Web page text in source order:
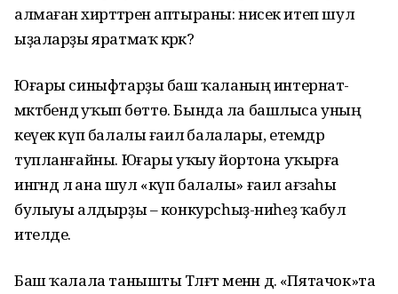
алмаған әхирәттәренә аптыраны: нисек итеп шул
ыҙаларҙы яратмаҡ кәрәк?
Юғары синыфтарҙы баш ҡаланың интернат-
мәктәбендә уҡып бөттө. Бында ла башлыса уның
кеүек күп балалы ғаилә балалары, етемдәр
тупланғайны. Юғары уҡыу йортона уҡырға
ингәндә лә ана шул «күп балалы» ғаилә ағзаһы
булыуы алдырҙы – конкурсһыҙ-ниһеҙ ҡабул
ителде.
Баш ҡалала танышты Тәлғәт менән дә. «Пятачок»та